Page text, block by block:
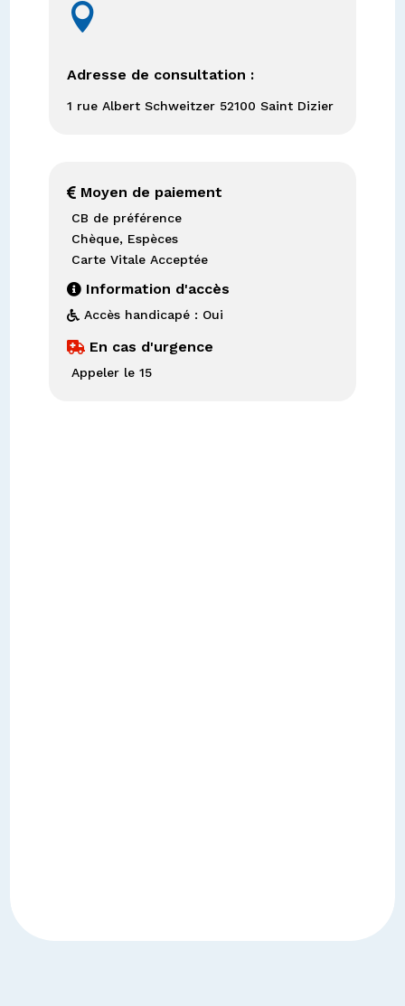

Adresse de consultation :
1 rue Albert Schweitzer 52100 Saint Dizier
 Moyen de paiement
CB de préférence
Chèque, Espèces
Carte Vitale Acceptée
 Information d'accès
 Accès handicapé : Oui
 En cas d'urgence
Appeler le 15